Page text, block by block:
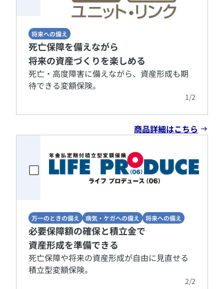
将来への備え
死亡保障を備えながら
将来の資産づくりを楽しめる
​死亡・高度障害に備えながら、資産形成も期
待できる変額保険。
1/2
商品詳細はこちら
万一のときの備え 病気・ケガへの備え 将来への備え
必要保障額の確保と積立金で
資産形成を準備できる
​死亡保障や将来の資産形成が自由に見直せる
積立型変額保険。
2/2